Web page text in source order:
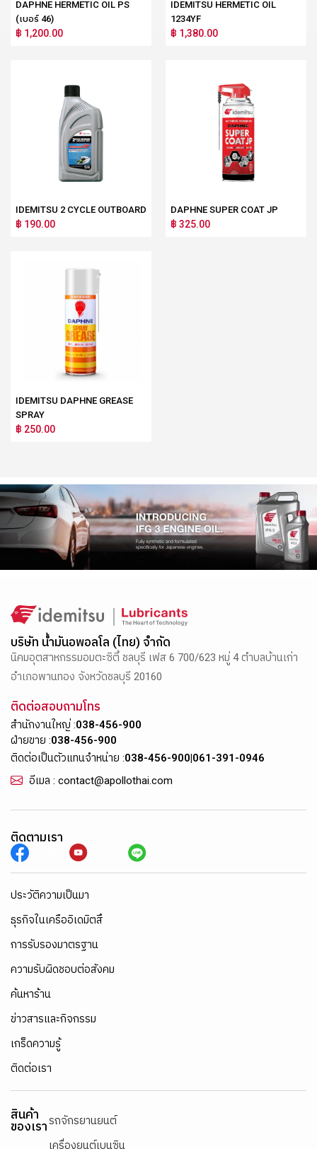
DAPHNE HERMETIC OIL PS
(เบอร์ 46)
฿ 1,200.00
IDEMITSU HERMETIC OIL
1234YF
฿ 1,380.00
IDEMITSU 2 CYCLE OUTBOARD
฿ 190.00
DAPHNE SUPER COAT JP
฿ 325.00
IDEMITSU DAPHNE GREASE
SPRAY
฿ 250.00
บริษัท น้ำมันอพอลโล (ไทย) จำกัด
นิคมอุตสาหกรรมอมตะซิตี้ ชลบุรี เฟส 6 700/623 หมู่ 4 ตำบลบ้านเก่า
อำเภอพานทอง จังหวัดชลบุรี 20160
ติดต่อสอบถามโทร
สำนักงานใหญ่ :038-456-900
ฝ่ายขาย :038-456-900
ติดต่อเป็นตัวแทนจำหน่าย :038-456-900|061-391-0946
อีเมล : contact@apollothai.com
ติดตามเรา
ประวัติความเป็นมา
ธุรกิจในเครืออิเดมิตสึ
การรับรองมาตรฐาน
ความรับผิดชอบต่อสังคม
ค้นหาร้าน
ข่าวสารและกิจกรรม
เกร็ดความรู้
ติดต่อเรา
สินค้า
ของเรารถจักรยานยนต์
เครื่องยนต์เบนซิน